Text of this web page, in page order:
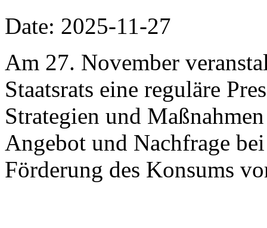
Date: 2025-11-27
Am 27. November
Staatsrats eine reguläre
Strategien und
Angebot und Nachfrage
Förderung des Konsums